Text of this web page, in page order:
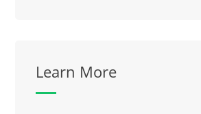
Learn More